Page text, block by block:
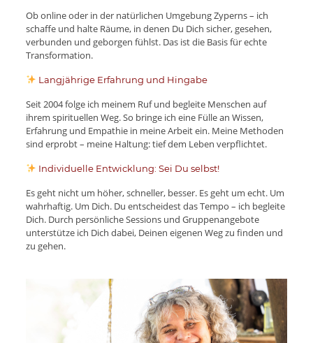
Ob online oder in der natürlichen Umgebung Zyperns – ich
schaffe und halte Räume, in denen Du Dich sicher, gesehen,
verbunden und geborgen fühlst. Das ist die Basis für echte
Transformation.
Langjährige Erfahrung und Hingabe
Seit 2004 folge ich meinem Ruf und begleite Menschen auf
ihrem spirituellen Weg. So bringe ich eine Fülle an Wissen,
Erfahrung und Empathie in meine Arbeit ein. Meine Methoden
sind erprobt – meine Haltung: tief dem Leben verpflichtet.
Individuelle Entwicklung: Sei Du selbst!
Es geht nicht um höher, schneller, besser. Es geht um echt. Um
wahrhaftig. Um Dich. Du entscheidest das Tempo – ich begleite
Dich. Durch persönliche Sessions und Gruppenangebote
unterstütze ich Dich dabei, Deinen eigenen Weg zu finden und
zu gehen.